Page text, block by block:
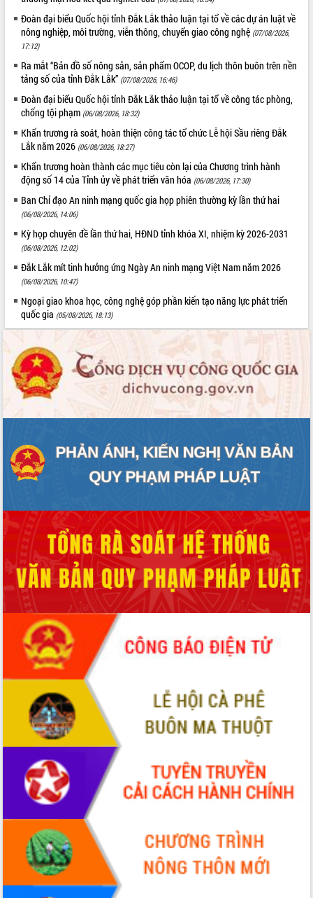
Đoàn đại biểu Quốc hội tỉnh Đắk Lắk thảo luận tại tổ về các dự án luật về
nông nghiệp, môi trường, viễn thông, chuyển giao công nghệ (07/08/2026,
17:12)
Ra mắt “Bản đồ số nông sản, sản phẩm OCOP, du lịch thôn buôn trên nền
tảng số của tỉnh Đắk Lắk” (07/08/2026, 16:46)
Đoàn đại biểu Quốc hội tỉnh Đắk Lắk thảo luận tại tổ về công tác phòng,
chống tội phạm (06/08/2026, 18:32)
Khẩn trương rà soát, hoàn thiện công tác tổ chức Lễ hội Sầu riêng Đắk
Lắk năm 2026 (06/08/2026, 18:27)
Khẩn trương hoàn thành các mục tiêu còn lại của Chương trình hành
động số 14 của Tỉnh ủy về phát triển văn hóa (06/08/2026, 17:30)
Ban Chỉ đạo An ninh mạng quốc gia họp phiên thường kỳ lần thứ hai
(06/08/2026, 14:06)
Kỳ họp chuyên đề lần thứ hai, HĐND tỉnh khóa XI, nhiệm kỳ 2026-2031
(06/08/2026, 12:02)
Đắk Lắk mít tinh hưởng ứng Ngày An ninh mạng Việt Nam năm 2026
(06/08/2026, 10:47)
Ngoại giao khoa học, công nghệ góp phần kiến tạo năng lực phát triển
quốc gia (05/08/2026, 18:13)